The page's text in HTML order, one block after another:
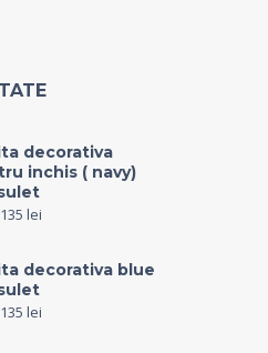
decorativa
inchis ( navy)
135 lei
decorativa blue
135 lei